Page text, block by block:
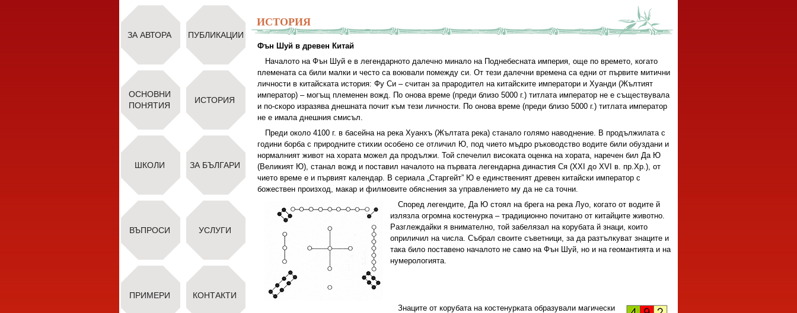
ЗА АВТОРА ПУБЛИКАЦИИ
ОСНОВНИ
ПОНЯТИЯ
ИСТОРИЯ
ШКОЛИ ЗА БЪЛГАРИ
ВЪПРОСИ УСЛУГИ
ПРИМЕРИ КОНТАКТИ
ИСТОРИЯ
Фън Шуй в древен Китай
Началото на Фън Шуй е в легендарното далечно минало на Поднебесната империя, още по времето, когато
племената са били малки и често са воювали помежду си. От тези далечни времена са едни от първите митични
личности в китайската история: Фу Си – считан за прародител на китайските императори и Хуанди (Жълтият
император) – могъщ племенен вожд. По онова време (преди близо 5000 г.) титлата император не е съществувала
и по-скоро изразява днешната почит към тези личности. По онова време (преди близо 5000 г.) титлата император
не е имала днешния смисъл.
Преди около 4100 г. в басейна на река Хуанхъ (Жълтата река) станало голямо наводнение. В продължилата с
години борба с природните стихии особено се отличил Ю, под чието мъдро ръководство водите били обуздани и
нормалният живот на хората можел да продължи. Той спечелил високата оценка на хората, наречен бил Да Ю
(Великият Ю), станал вожд и поставил началото на първата легендарна династия Ся (ХХІ до ХVІ в. пр.Хр.), от
чието време е и първият календар. В сериала „Старгейт” Ю е единственият древен китайски император с
божествен произход, макар и филмовите обяснения за управлението му да не са точни.
Според легендите, Да Ю стоял на брега на река Луо, когато от водите й
излязла огромна костенурка – традиционно почитано от китайците животно.
Разглеждайки я внимателно, той забелязал на корубата й знаци, които
оприличил на числа. Събрал своите съветници, за да разтълкуват знаците и
така било поставено началото не само на Фън Шуй, но и на геомантията и на
нумерологията.
Знаците от корубата на костенурката образували магически